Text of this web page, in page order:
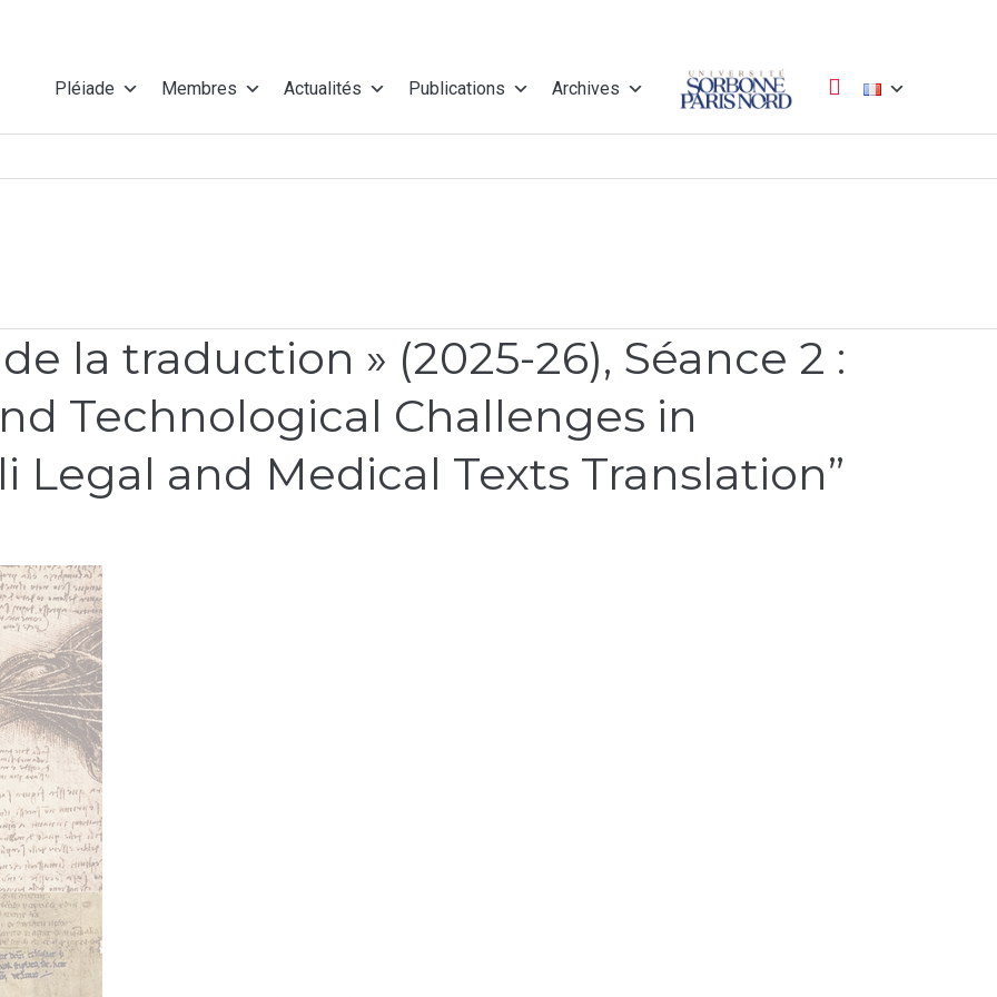
Pléiade Membres Actualités Publications Archives
Université
Nord
la traduction » (2025-26), Séance 2 :
Technological Challenges in
Legal and Medical Texts Translation”